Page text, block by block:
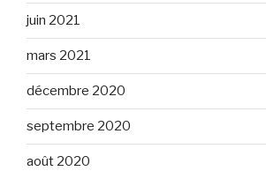
juin 2021
mars 2021
décembre 2020
septembre 2020
août 2020